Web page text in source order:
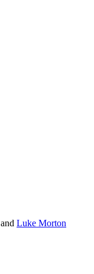
and Luke Morton